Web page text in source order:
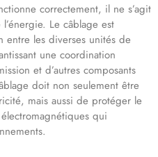
correctement, il ne s’agit
Le câblage est
entre les diverses unités de
une coordination
et d’autres composants
doit non seulement être
mais aussi de protéger le
qui